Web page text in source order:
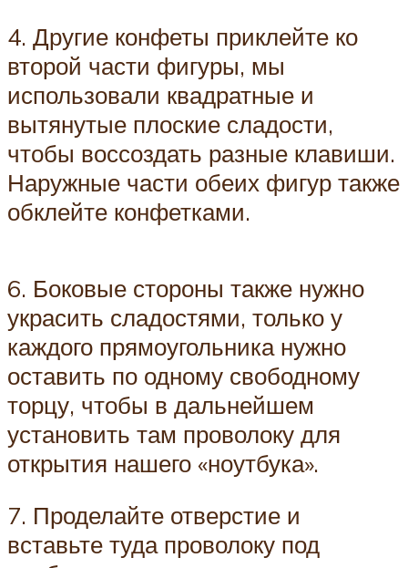
4. Другие конфеты приклейте ко
второй части фигуры, мы
использовали квадратные и
вытянутые плоские сладости,
чтобы воссоздать разные клавиши.
Наружные части обеих фигур также
обклейте конфетками.
6. Боковые стороны также нужно
украсить сладостями, только у
каждого прямоугольника нужно
оставить по одному свободному
торцу, чтобы в дальнейшем
установить там проволоку для
открытия нашего «ноутбука».
7. Проделайте отверстие и
вставьте туда проволоку под